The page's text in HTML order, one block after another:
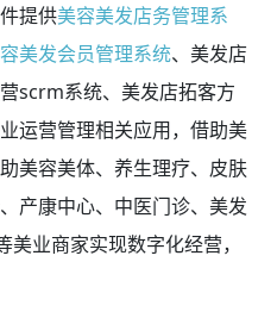
提供美容美发店务管理系
美发会员管理系统、美发店
scrm系统、美发店拓客方
运营管理相关应用，借助美
美容美体、养生理疗、皮肤
产康中心、中医门诊、美发
业商家实现数字化经营，